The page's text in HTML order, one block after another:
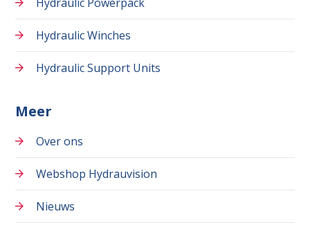
Hydraulic Winches
Hydraulic Support Units
Meer
Over ons
Webshop Hydrauvision
Nieuws